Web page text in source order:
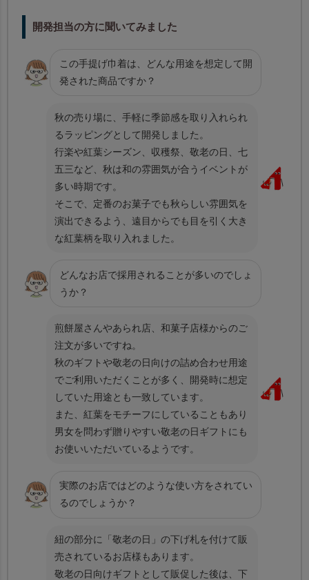
開発担当の方に聞いてみました
この手提げ巾着は、どんな用途を想定して開
発された商品ですか？
秋の売り場に、手軽に季節感を取り入れられ
るラッピングとして開発しました。
行楽や紅葉シーズン、収穫祭、敬老の日、七
五三など、秋は和の雰囲気が合うイベントが
多い時期です。
そこで、定番のお菓子でも秋らしい雰囲気を
演出できるよう、遠目からでも目を引く大き
な紅葉柄を取り入れました。
どんなお店で採用されることが多いのでしょ
うか？
煎餅屋さんやあられ店、和菓子店様からのご
注文が多いですね。
秋のギフトや敬老の日向けの詰め合わせ用途
でご利用いただくことが多く、開発時に想定
していた用途とも一致しています。
また、紅葉をモチーフにしていることもあり
男女を問わず贈りやすい敬老の日ギフトにも
お使いいただいているようです。
実際のお店ではどのような使い方をされてい
るのでしょうか？
紐の部分に「敬老の日」の下げ札を付けて販
売されているお店様もあります。
敬老の日向けギフトとして販促した後は、下